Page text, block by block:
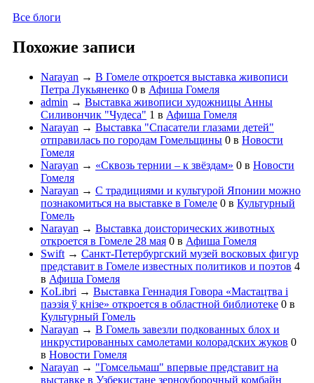
Все блоги
Похожие записи
Narayan → В Гомеле откроется выставка живописи
Петра Лукьяненко 0 в Афиша Гомеля
admin → Выставка живописи художницы Анны
Силивончик "Чудеса" 1 в Афиша Гомеля
Narayan → Выставка "Спасатели глазами детей"
отправилась по городам Гомельщины 0 в Новости
Гомеля
Narayan → «Сквозь тернии – к звёздам» 0 в Новости
Гомеля
Narayan → С традициями и культурой Японии можно
познакомиться на выставке в Гомеле 0 в Культурный
Гомель
Narayan → Выставка доисторических животных
откроется в Гомеле 28 мая 0 в Афиша Гомеля
Swift → Санкт-Петербургский музей восковых фигур
представит в Гомеле известных политиков и поэтов 4
в Афиша Гомеля
KoLibri → Выставка Геннадия Говора «Мастацтва і
паэзія ў кнізе» откроется в областной библиотеке 0 в
Культурный Гомель
Narayan → В Гомель завезли подкованных блох и
инкрустированных самолетами колорадских жуков 0
в Новости Гомеля
Narayan → "Гомсельмаш" впервые представит на
выставке в Узбекистане зерноуборочный комбайн